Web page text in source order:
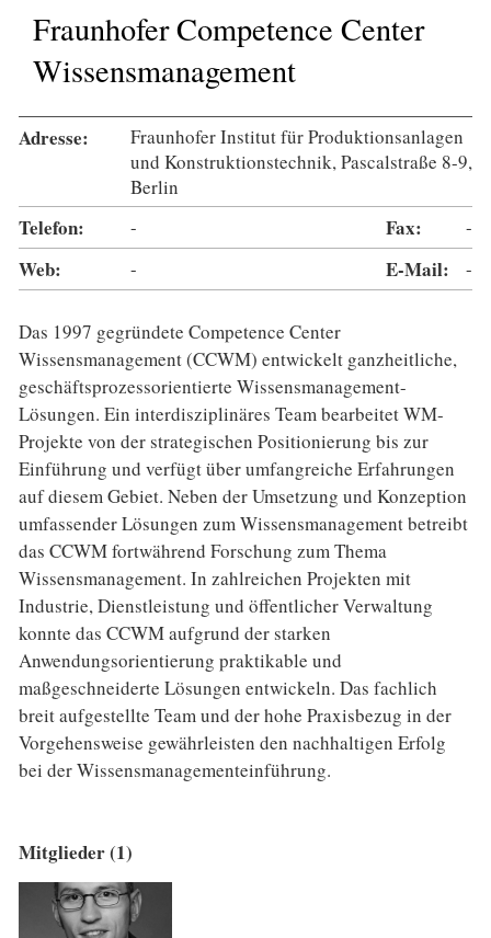
Fraunhofer Competence Center
Wissensmanagement
Adresse:
Fraunhofer Institut für Produktionsanlagen
und Konstruktionstechnik, Pascalstraße 8-9,
Berlin
Telefon: - Fax: -
Web: - E-Mail: -
Das 1997 gegründete Competence Center
Wissensmanagement (CCWM) entwickelt ganzheitliche,
geschäftsprozessorientierte Wissensmanagement-
Lösungen. Ein interdisziplinäres Team bearbeitet WM-
Projekte von der strategischen Positionierung bis zur
Einführung und verfügt über umfangreiche Erfahrungen
auf diesem Gebiet. Neben der Umsetzung und Konzeption
umfassender Lösungen zum Wissensmanagement betreibt
das CCWM fortwährend Forschung zum Thema
Wissensmanagement. In zahlreichen Projekten mit
Industrie, Dienstleistung und öffentlicher Verwaltung
konnte das CCWM aufgrund der starken
Anwendungsorientierung praktikable und
maßgeschneiderte Lösungen entwickeln. Das fachlich
breit aufgestellte Team und der hohe Praxisbezug in der
Vorgehensweise gewährleisten den nachhaltigen Erfolg
bei der Wissensmanagementeinführung.
Mitglieder (1)